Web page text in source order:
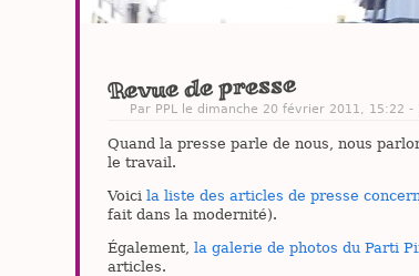
Revue de presse
Par PPL le dimanche 20 février 2011, 15:22 -
Quand la presse parle de nous, nous
le travail.
Voici la liste des articles de presse
fait dans la modernité).
Également, la galerie de photos du Parti
articles.